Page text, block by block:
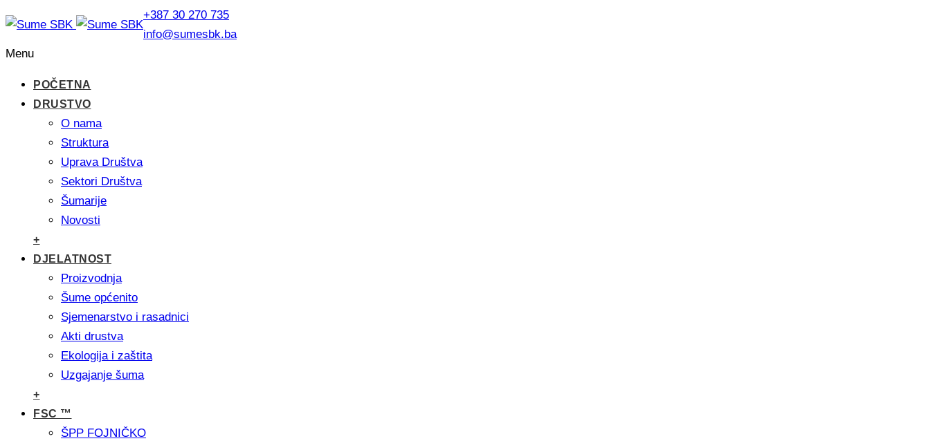
+387 30 270 735
info@sumesbk.ba
Menu
POČETNA
DRUSTVO
O nama
Struktura
Uprava Društva
Sektori Društva
Šumarije
Novosti
+
DJELATNOST
Proizvodnja
Šume općenito
Sjemenarstvo i rasadnici
Akti drustva
Ekologija i zaštita
Uzgajanje šuma
+
FSC ™
ŠPP FOJNIČKO